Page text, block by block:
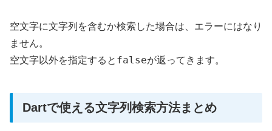
空文字に文字列を含むか検索した場合は、エラーにはなり
ません。
空文字以外を指定すると falseが返ってきます。
Dartで使える文字列検索方法まとめ